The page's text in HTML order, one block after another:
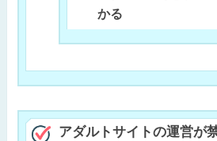
かる
アダルトサイトの運営が